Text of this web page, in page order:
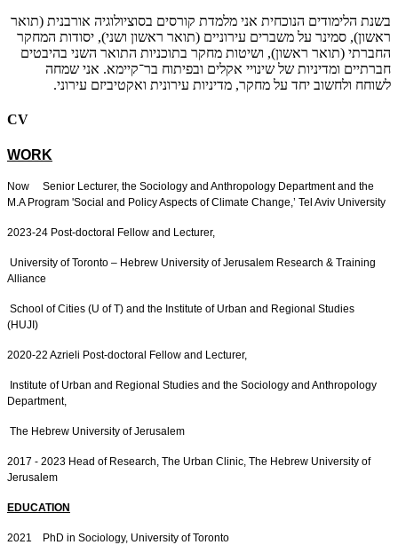
בשנת הלימודים הנוכחית אני מלמדת קורסים בסוציולוגיה אורבנית (תואר
ראשון), סמינר על משברים עירוניים (תואר ראשון ושני), יסודות המחקר
החברתי (תואר ראשון), ושיטות מחקר בתוכניות התואר השני בהיבטים
חברתיים ומדיניות של שינויי אקלים ובפיתוח בר־קיימא. אני שמחה
לשוחח ולחשוב יחד על מחקר, מדיניות עירונית ואקטיביזם עירוני.
CV
WORK
Now Senior Lecturer, the Sociology and Anthropology Department and the
M.A Program 'Social and Policy Aspects of Climate Change,’ Tel Aviv University
2023-24 Post-doctoral Fellow and Lecturer,
University of Toronto – Hebrew University of Jerusalem Research & Training
Alliance
School of Cities (U of T) and the Institute of Urban and Regional Studies
(HUJI)
2020-22 Azrieli Post-doctoral Fellow and Lecturer,
Institute of Urban and Regional Studies and the Sociology and Anthropology
Department,
The Hebrew University of Jerusalem
2017 - 2023 Head of Research, The Urban Clinic, The Hebrew University of
Jerusalem
EDUCATION
2021 PhD in Sociology, University of Toronto